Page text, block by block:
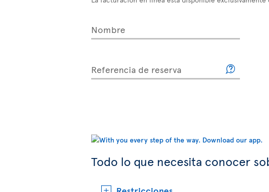
Nombre
Referencia de reserva
Todo lo que necesita conocer